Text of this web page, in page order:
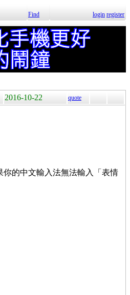
Find login register
2016-10-22 quote
的中文輸入法無法輸入「表情